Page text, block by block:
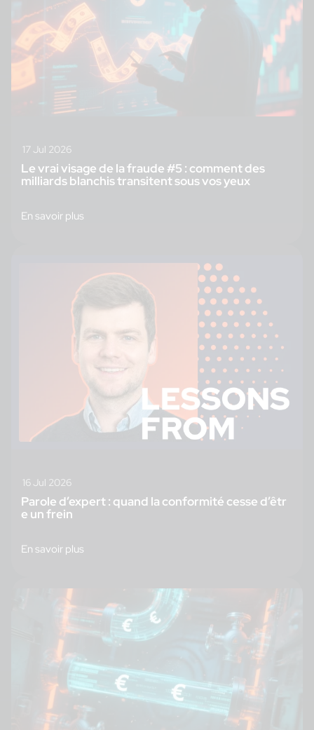
17 Jul 2026
Le vrai visage de la fraude #5 : comment des
milliards blanchis transitent sous vos yeux
En savoir plus
16 Jul 2026
Parole d’expert : quand la conformité cesse d’êtr
e un frein
En savoir plus